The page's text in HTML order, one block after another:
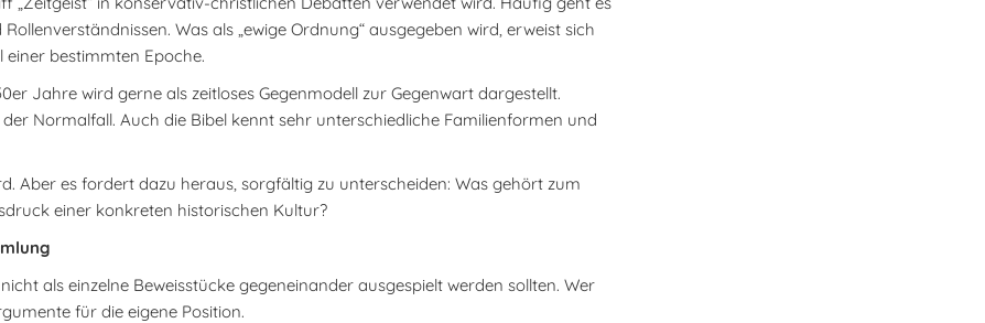
Was als „ewige Ordnung“ ausgegeben wird, erweist sich
einer bestimmten Epoche.
Jahre wird gerne als zeitloses Gegenmodell zur Gegenwart dargestellt.
Normalfall. Auch die Bibel kennt sehr unterschiedliche Familienformen und
Aber es fordert dazu heraus, sorgfältig zu unterscheiden: Was gehört zum
einer konkreten historischen Kultur?
als einzelne Beweisstücke gegeneinander ausgespielt werden sollten. Wer
für die eigene Position.